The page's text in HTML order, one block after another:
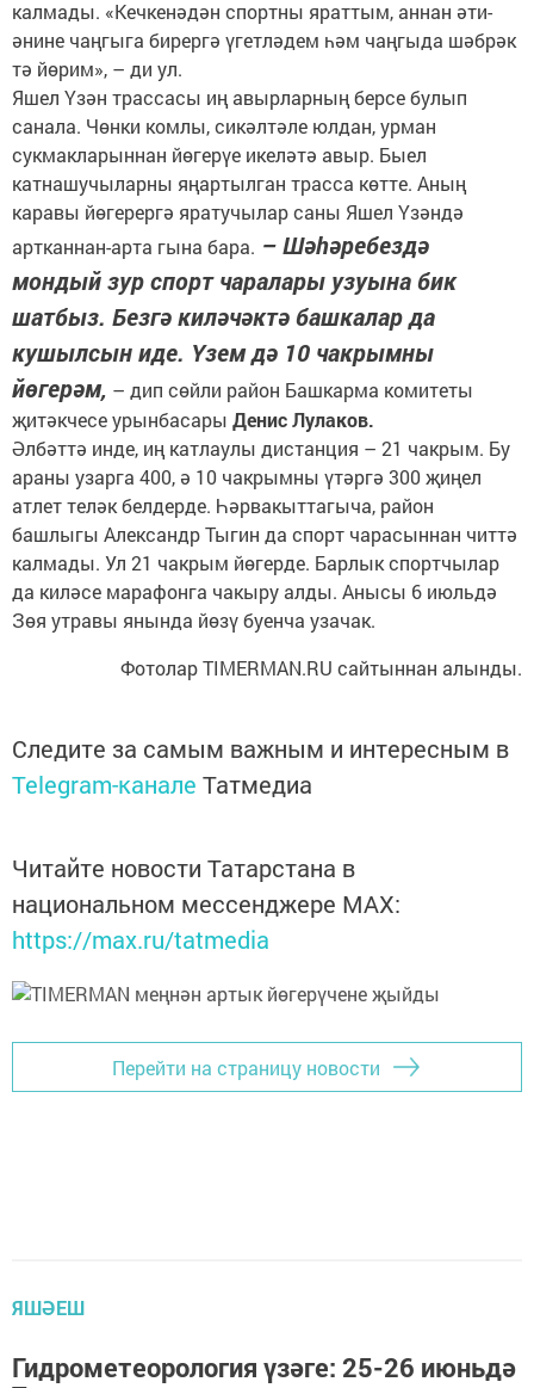
калмады. «Кечкенәдән спортны яраттым, аннан әти-
әнине чаңгыга бирергә үгетләдем һәм чаңгыда шәбрәк
тә йөрим», – ди ул.
Яшел Үзән трассасы иң авырларның берсе булып
санала. Чөнки комлы, сикәлтәле юлдан, урман
сукмакларыннан йөгерүе икеләтә авыр. Быел
катнашучыларны яңартылган трасса көтте. Аның
каравы йөгерергә яратучылар саны Яшел Үзәндә
артканнан-арта гына бара. – Шәһәребездә
мондый зур спорт чаралары узуына бик
шатбыз. Безгә киләчәктә башкалар да
кушылсын иде. Үзем дә 10 чакрымны
йөгерәм, – дип сөйли район Башкарма комитеты
җитәкчесе урынбасары Денис Лулаков.
Әлбәттә инде, иң катлаулы дистанция – 21 чакрым. Бу
араны узарга 400, ә 10 чакрымны үтәргә 300 җиңел
атлет теләк белдерде. Һәрвакыттагыча, район
башлыгы Александр Тыгин да спорт чарасыннан читтә
калмады. Ул 21 чакрым йөгерде. Барлык спортчылар
да киләсе марафонга чакыру алды. Анысы 6 июльдә
Зөя утравы янында йөзү буенча узачак.
Фотолар TIMERMAN.RU сайтыннан алынды.
Следите за самым важным и интересным в
Telegram-канале Татмедиа
Читайте новости Татарстана в
национальном мессенджере MАХ:
https://max.ru/tatmedia
Перейти на страницу новости
ЯШӘЕШ
Гидрометеорология үзәге: 25-26 июньдә